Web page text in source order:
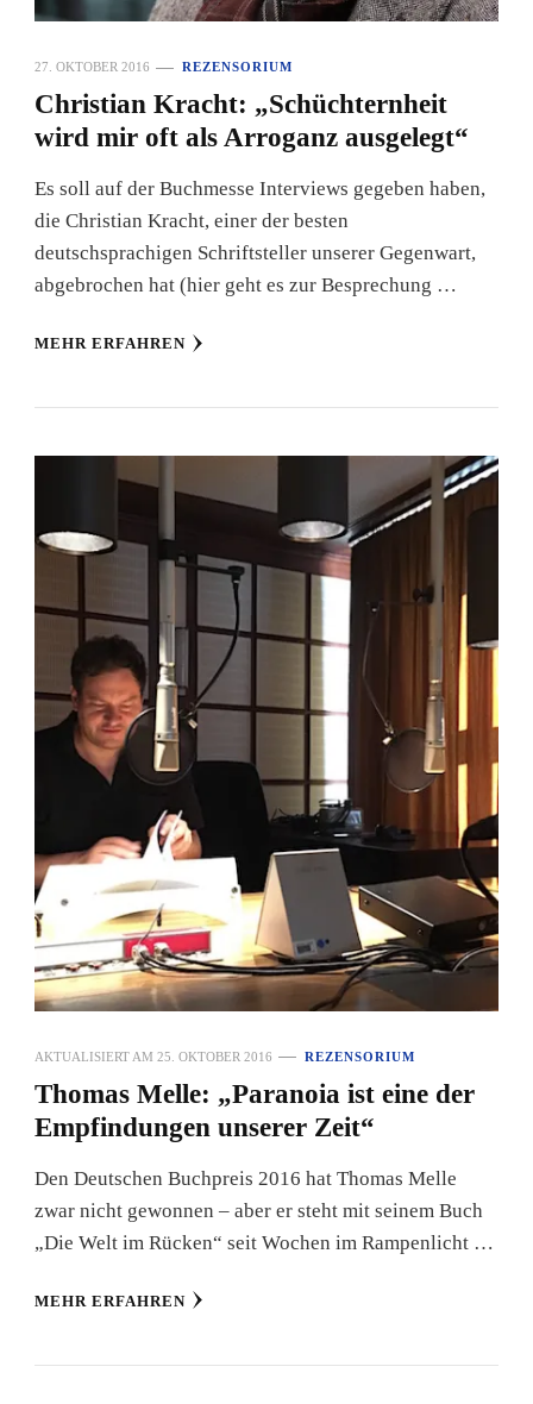
27. OKTOBER 2016 REZENSORIUM
Christian Kracht: „Schüchternheit
wird mir oft als Arroganz ausgelegt“
Es soll auf der Buchmesse Interviews gegeben haben,
die Christian Kracht, einer der besten
deutschsprachigen Schriftsteller unserer Gegenwart,
abgebrochen hat (hier geht es zur Besprechung …
MEHR ERFAHREN
AKTUALISIERT AM 25. OKTOBER 2016 REZENSORIUM
Thomas Melle: „Paranoia ist eine der
Empfindungen unserer Zeit“
Den Deutschen Buchpreis 2016 hat Thomas Melle
zwar nicht gewonnen – aber er steht mit seinem Buch
„Die Welt im Rücken“ seit Wochen im Rampenlicht …
MEHR ERFAHREN